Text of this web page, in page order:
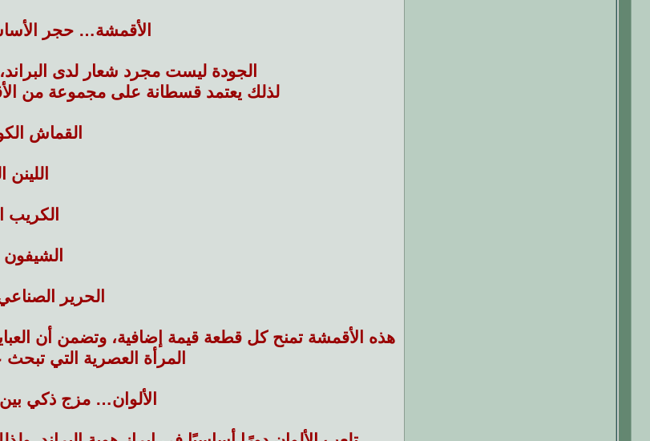
الأقمشة… حجر
الجودة ليست مجرد شعار لدى
لذلك يعتمد قسطانة على مجموعة من
القماش
اللينن
الكريب
الحرير
هذه الأقمشة تمنح كل قطعة قيمة إضافية، وتضمن أن
المرأة العصرية التي
الألوان… مزج ذكي